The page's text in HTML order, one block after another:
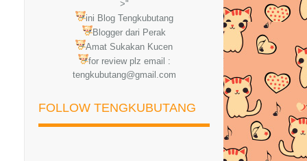
>"
ini Blog Tengkubutang
Blogger dari Perak
Amat Sukakan Kucen
for review plz email :
tengkubutang@gmail.com
FOLLOW TENGKUBUTANG